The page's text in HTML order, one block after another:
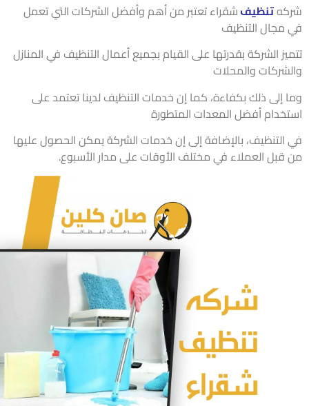
تنظيفشقراء تعتبر من أهم وأفضل الشركات التي تعمل
التنظيف
الشركة بقدرتها على القيام بجميع أعمال التنظيف في المنازل
والمحلات
إلى ذلك بكفاءة، كما إن خدمات التنظيف لدينا تعتمد على
أفضل المعدات المتطورة
بالإضافة إلى إن خدمات الشركة يمكن الحصول عليها
العملاء في مختلف الأوقات على مدار الأسبوع.